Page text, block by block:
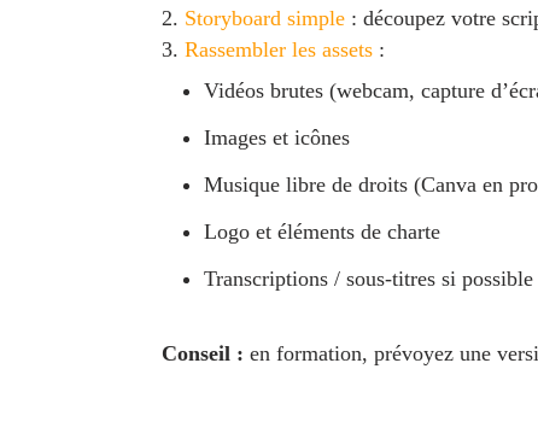
Storyboard simple : découpez votre
Rassembler les assets :
Vidéos brutes (webcam, capture
Images et icônes
Musique libre de droits (Canva en
Logo et éléments de charte
Transcriptions / sous‑titres si possible
Conseil : en formation, prévoyez une